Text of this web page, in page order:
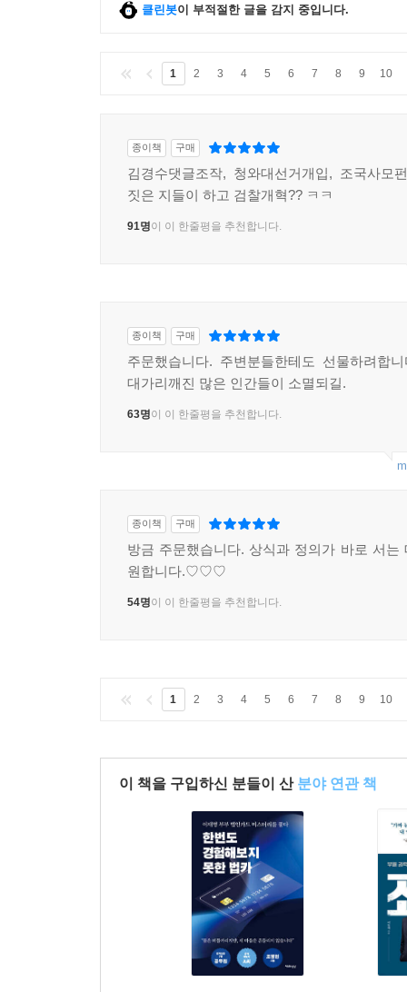
클린봇이 부적절한 글을 감지 중입니다.
1 2 3 4 5 6 7 8 9 10
종이책 구매
김경수댓글조작, 청와대선거개입, 조국사모
짓은 지들이 하고 검찰개혁?? ㅋㅋ
91명이 이 한줄평을 추천합니다.
종이책 구매
주문했습니다. 주변분들한테도 선물하려합
대가리깨진 많은 인간들이 소멸되길.
63명이 이 한줄평을 추천합니다.
종이책 구매
방금 주문했습니다. 상식과 정의가 바로 서는
원합니다.♡♡♡
54명이 이 한줄평을 추천합니다.
1 2 3 4 5 6 7 8 9 10
이 책을 구입하신 분들이 산 분야 연관 책